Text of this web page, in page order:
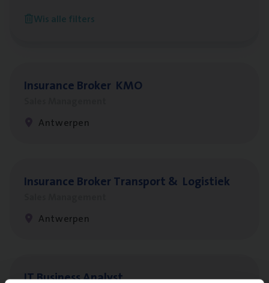
Wis alle filters
Antwerpen
Insu­ran­ce Bro­ker KMO
Antwerpen
Insu­ran­ce Bro­ker Trans­port& Logistiek
Antwerpen
ITBusi­ness Analyst